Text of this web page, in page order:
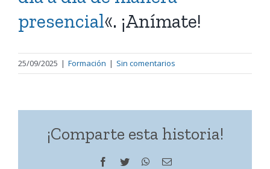
presencial«. ¡Anímate!
25/09/2025 | Formación | Sin comentarios
¡Comparte esta historia!
Facebook
Twitter WhatsApp
Correo